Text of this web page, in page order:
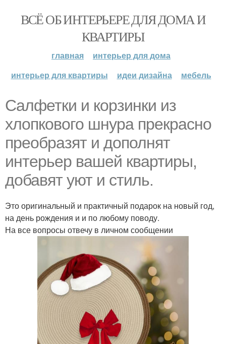
ВСЁ ОБ ИНТЕРЬЕРЕ ДЛЯ ДОМА И
КВАРТИРЫ
главная
интерьер для дома
интерьер для квартиры
идеи дизайна мебель
Салфетки и корзинки из
хлопкового шнура прекрасно
преобразят и дополнят
интерьер вашей квартиры,
добавят уют и стиль.
Это оригинальный и практичный подарок на новый год,
на день рождения и и по любому поводу.
На все вопросы отвечу в личном сообщении